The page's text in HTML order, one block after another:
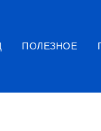
ПОЛЕЗНОЕ